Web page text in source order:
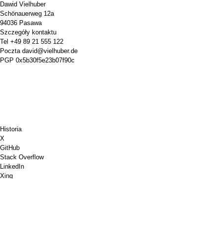
Dawid Vielhuber
Schönauerweg 12a
94036 Pasawa
Szczegóły kontaktu
Tel +49 89 21 555 122
Poczta david@vielhuber.de
PGP 0x5b30f5e23b07f90c
Historia
X
GitHub
Stack Overflow
LinkedIn
Xing